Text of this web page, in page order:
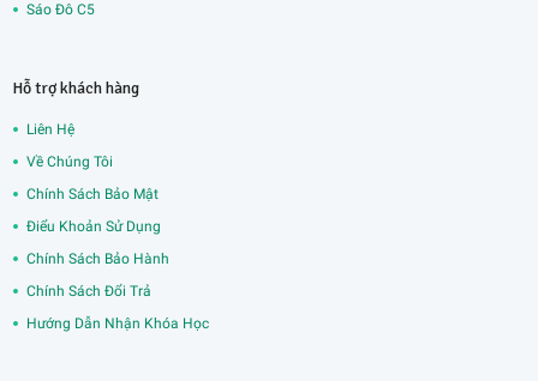
Sáo Đô C5
Hỗ trợ khách hàng
Liên Hệ
Về Chúng Tôi
Chính Sách Bảo Mật
Điểu Khoản Sử Dụng
Chính Sách Bảo Hành
Chính Sách Đổi Trả
Hướng Dẫn Nhận Khóa Học